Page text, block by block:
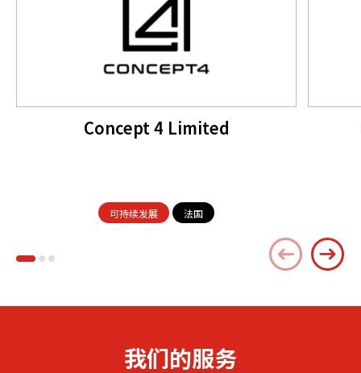
Concept 4 Limited
可持续发展 法国
我们的服务